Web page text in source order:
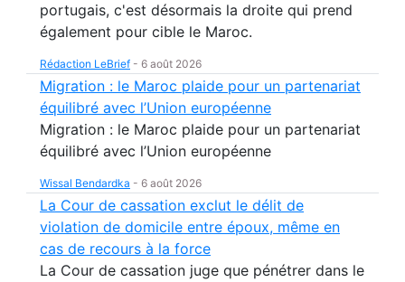
portugais, c'est désormais la droite qui prend
également pour cible le Maroc.
Rédaction LeBrief - 6 août 2026
Migration : le Maroc plaide pour un partenariat
équilibré avec l’Union européenne
Migration : le Maroc plaide pour un partenariat
équilibré avec l’Union européenne
Wissal Bendardka - 6 août 2026
La Cour de cassation exclut le délit de
violation de domicile entre époux, même en
cas de recours à la force
La Cour de cassation juge que pénétrer dans le